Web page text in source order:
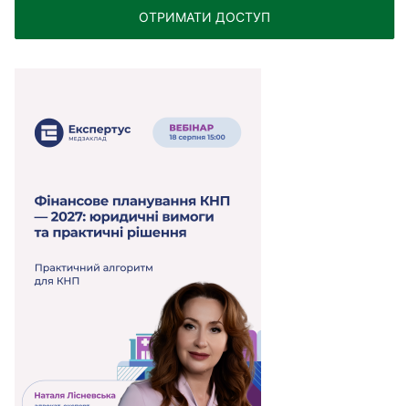
ОТРИМАТИ ДОСТУП